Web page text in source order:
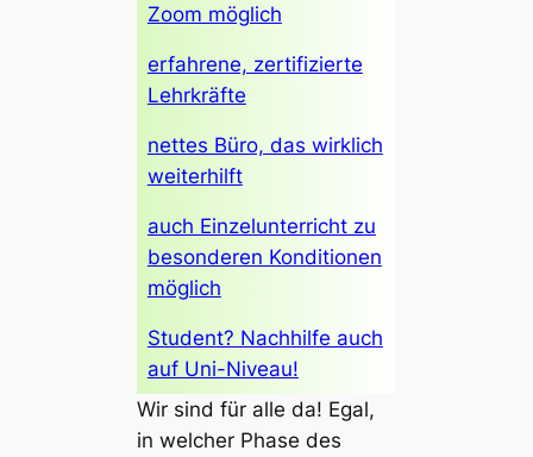
Zoom möglich
erfahrene, zertifizierte
Lehrkräfte
nettes Büro, das wirklich
weiterhilft
auch Einzelunterricht zu
besonderen Konditionen
möglich
Student? Nachhilfe auch
auf Uni-Niveau!
Wir sind für alle da! Egal,
in welcher Phase des